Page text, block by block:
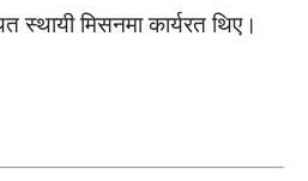
मिसनमा कार्यरत थिए।